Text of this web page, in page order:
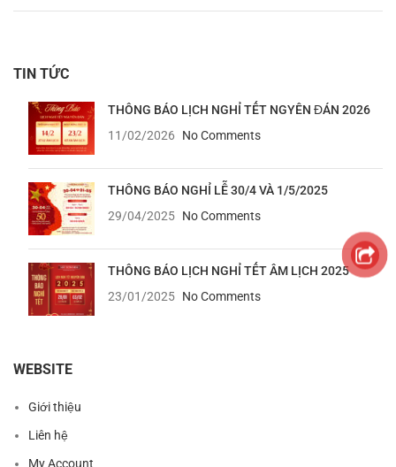
TIN TỨC
THÔNG BÁO LỊCH NGHỈ TẾT NGYÊN ĐÁN 2026
11/02/2026
No Comments
THÔNG BÁO NGHỈ LỄ 30/4 VÀ 1/5/2025
29/04/2025 No Comments
THÔNG BÁO LỊCH NGHỈ TẾT ÂM LỊCH 2025
23/01/2025 No Comments
WEBSITE
Giới thiệu
Liên hệ
My Account